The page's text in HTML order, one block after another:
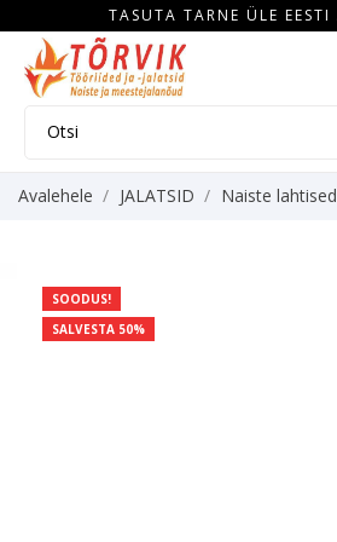
TASUTA TARNE ÜLE
Avalehele JALATSID Naiste
SOODUS!
SALVESTA 50%